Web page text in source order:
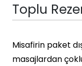
Toplu
Misafirin paket
masajlardan